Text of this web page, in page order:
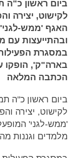
ביום ראשון כ"ה
לקישוט, יצירה
האגף 'ממש-לגני'
ובהתייעצות עם
במסגרת
בארה"ק', הופקו
הכתבה המלאה
ביום ראשון כ"ה
לקישוט, יצירה
'ממש-לגני'
מלמדים וגננות